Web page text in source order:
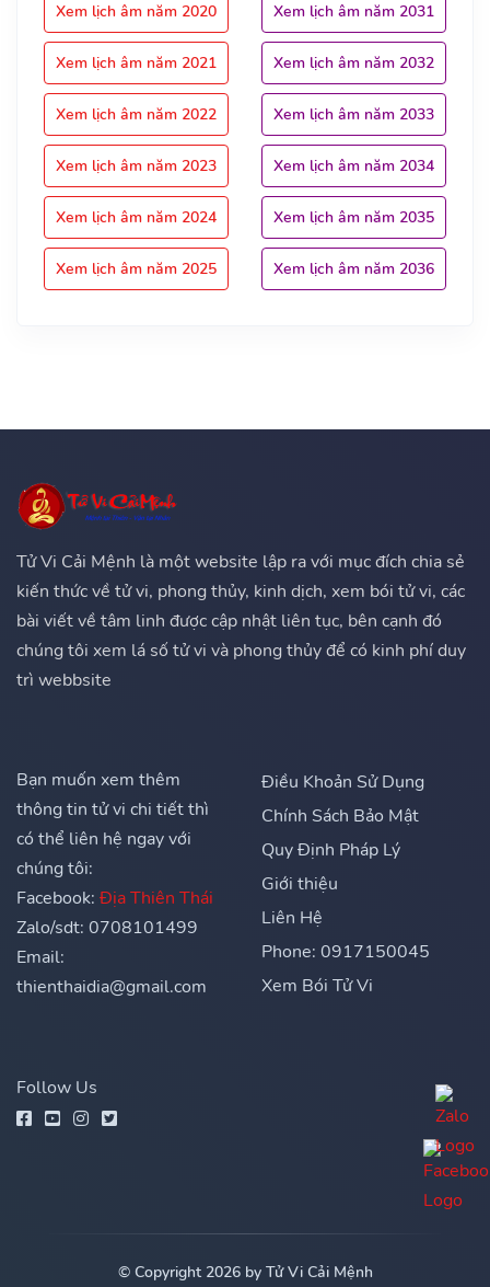
Xem lịch âm năm 2020
Xem lịch âm năm 2021
Xem lịch âm năm 2022
Xem lịch âm năm 2023
Xem lịch âm năm 2024
Xem lịch âm năm 2025
Xem lịch âm năm 2031
Xem lịch âm năm 2032
Xem lịch âm năm 2033
Xem lịch âm năm 2034
Xem lịch âm năm 2035
Xem lịch âm năm 2036
Tử Vi Cải Mệnh là một website lập ra với mục đích chia sẻ
kiến thức về tử vi, phong thủy, kinh dịch, xem bói tử vi, các
bài viết về tâm linh được cập nhật liên tục, bên cạnh đó
chúng tôi xem lá số tử vi và phong thủy để có kinh phí duy
trì webbsite
Bạn muốn xem thêm
thông tin tử vi chi tiết thì
có thể liên hệ ngay với
chúng tôi:
Facebook: Địa Thiên Thái
Zalo/sdt: 0708101499
Email:
thienthaidia@gmail.com
Điều Khoản Sử Dụng
Chính Sách Bảo Mật
Quy Định Pháp Lý
Giới thiệu
Liên Hệ
Phone: 0917150045
Xem Bói Tử Vi
Follow Us
© Copyright 2026 by Tử Vi Cải Mệnh